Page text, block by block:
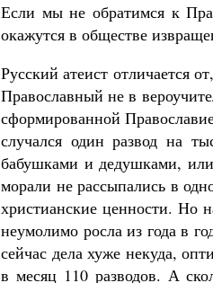
Если мы не обратимся к
окажутся в обществе
Русский атеист отличается
Православный не в
сформированной
случался один развод на
бабушками и дедушками,
морали не рассыпались в
христианские ценности. Но
неумолимо росла из года в
сейчас дела хуже некуда,
в месяц 110 разводов. А